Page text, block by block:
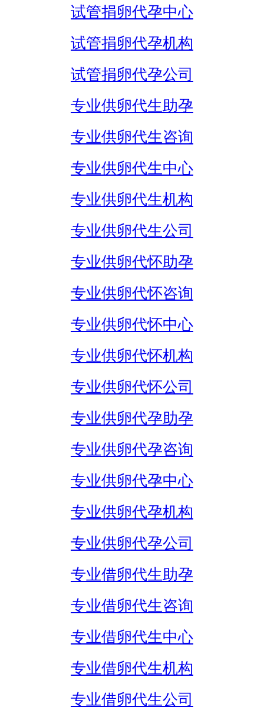
试管捐卵代孕中心
试管捐卵代孕机构
试管捐卵代孕公司
专业供卵代生助孕
专业供卵代生咨询
专业供卵代生中心
专业供卵代生机构
专业供卵代生公司
专业供卵代怀助孕
专业供卵代怀咨询
专业供卵代怀中心
专业供卵代怀机构
专业供卵代怀公司
专业供卵代孕助孕
专业供卵代孕咨询
专业供卵代孕中心
专业供卵代孕机构
专业供卵代孕公司
专业借卵代生助孕
专业借卵代生咨询
专业借卵代生中心
专业借卵代生机构
专业借卵代生公司